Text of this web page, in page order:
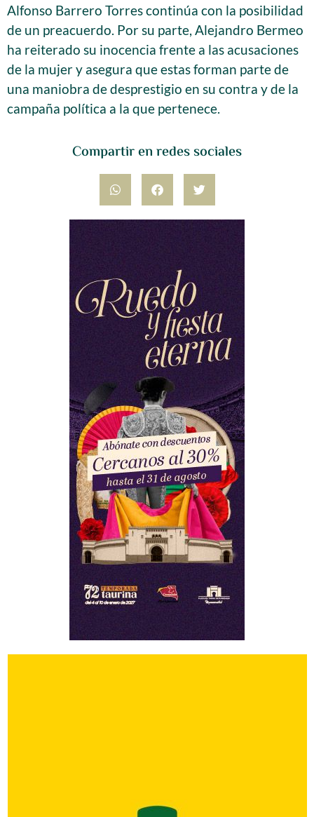
Compartir en redes sociales
Alfonso Barrero Torres continúa con la posibilidad
de un preacuerdo. Por su parte, Alejandro Bermeo
ha reiterado su inocencia frente a las acusaciones
de la mujer y asegura que estas forman parte de
una maniobra de desprestigio en su contra y de la
campaña política a la que pertenece.